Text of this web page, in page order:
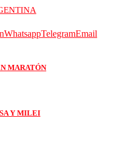
WhatsappTelegramEmail
MARATÓN
Y MILEI